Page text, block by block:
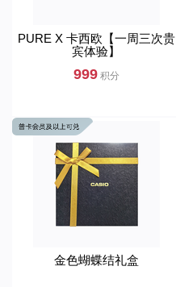
PURE X 卡西欧【一周三次贵
宾体验】
999积分
金色蝴蝶结礼盒